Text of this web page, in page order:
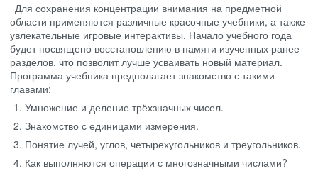
Для сохранения концентрации внимания на предметной
области применяются различные красочные учебники, а также
увлекательные игровые интерактивы. Начало учебного года
будет посвящено восстановлению в памяти изученных ранее
разделов, что позволит лучше усваивать новый материал.
Программа учебника предполагает знакомство с такими
главами:
Умножение и деление трёхзначных чисел.
Знакомство с единицами измерения.
Понятие лучей, углов, четырехугольников и треугольников.
Как выполняются операции с многозначными числами?